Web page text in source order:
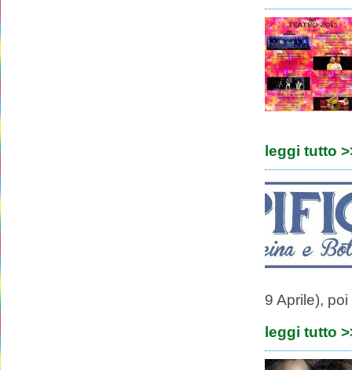
leggi tutto
9 Aprile),
leggi tutto